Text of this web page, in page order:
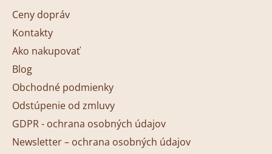
Ceny dopráv
Kontakty
Ako nakupovať
Blog
Obchodné podmienky
Odstúpenie od zmluvy
GDPR - ochrana osobných údajov
Newsletter – ochrana osobných údajov